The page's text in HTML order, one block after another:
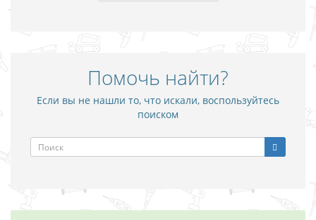
Помочь найти?
Если вы не нашли то, что искали, воспользуйтесь
поиском